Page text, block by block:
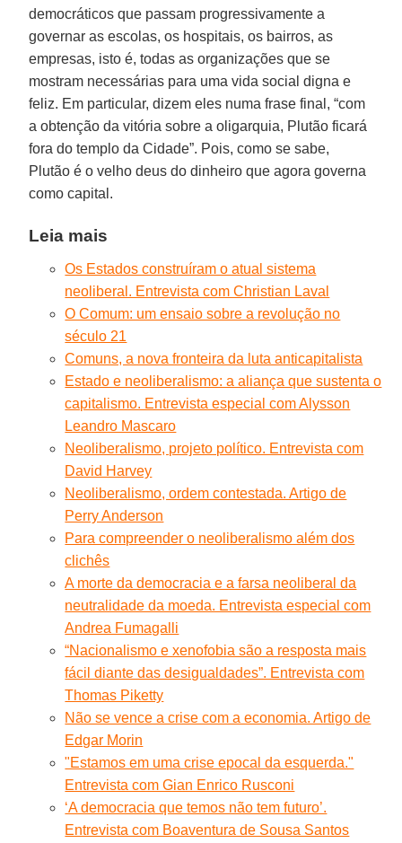
democráticos que passam progressivamente a
governar as escolas, os hospitais, os bairros, as
empresas, isto é, todas as organizações que se
mostram necessárias para uma vida social digna e
feliz. Em particular, dizem eles numa frase final, “com
a obtenção da vitória sobre a oligarquia, Plutão ficará
fora do templo da Cidade”. Pois, como se sabe,
Plutão é o velho deus do dinheiro que agora governa
como capital.
Leia mais
Os Estados construíram o atual sistema
neoliberal. Entrevista com Christian Laval
O Comum: um ensaio sobre a revolução no
século 21
Comuns, a nova fronteira da luta anticapitalista
Estado e neoliberalismo: a aliança que sustenta o
capitalismo. Entrevista especial com Alysson
Leandro Mascaro
Neoliberalismo, projeto político. Entrevista com
David Harvey
Neoliberalismo, ordem contestada. Artigo de
Perry Anderson
Para compreender o neoliberalismo além dos
clichês
A morte da democracia e a farsa neoliberal da
neutralidade da moeda. Entrevista especial com
Andrea Fumagalli
“Nacionalismo e xenofobia são a resposta mais
fácil diante das desigualdades”. Entrevista com
Thomas Piketty
Não se vence a crise com a economia. Artigo de
Edgar Morin
"Estamos em uma crise epocal da esquerda."
Entrevista com Gian Enrico Rusconi
‘A democracia que temos não tem futuro’.
Entrevista com Boaventura de Sousa Santos